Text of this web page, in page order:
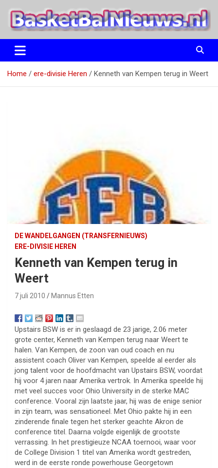
naar
BasketBalNieuws.nl
Etten
Home ere-divisie Heren Kenneth van Kempen terug in Weert
DE WANDELGANGEN (TRANSFERNIEUWS)
ERE-DIVISIE HEREN
Kenneth van Kempen terug in
Weert
7 juli 2010 Mannus Etten
Upstairs BSW is er in geslaagd de 23 jarige, 2.06 meter
grote center, Kenneth van Kempen terug naar Weert te
halen. Van Kempen, de zoon van oud coach en nu
assistent coach Oliver van Kempen, speelde al eerder als
jong talent voor de hoofdmacht van Upstairs BSW, voordat
hij voor 4 jaren naar Amerika vertrok. In Amerika speelde hij
met veel succes voor Ohio University in de sterke MAC
conference. Vooral zijn laatste jaar, hij was de enige senior
in zijn team, was sensationeel. Met Ohio pakte hij in een
zinderende finale tegen het sterker geachte Akron de
conference titel. Daarna volgde eigenlijk de grootste
verrassing. In het prestigieuze NCAA toernooi, waar voor
de College Division 1 titel van Amerika wordt gestreden,
werd in de eerste ronde powerhouse Georgetown